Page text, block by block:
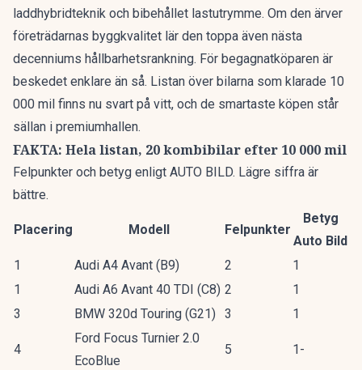
laddhybridteknik och bibehållet lastutrymme. Om den ärver
företrädarnas byggkvalitet lär den toppa även nästa
decenniums hållbarhetsrankning. För begagnatköparen är
beskedet enklare än så. Listan över bilarna som klarade 10
000 mil finns nu svart på vitt, och de smartaste köpen står
sällan i premiumhallen.
FAKTA: Hela listan, 20 kombibilar efter 10 000 mil
Felpunkter och betyg enligt AUTO BILD. Lägre siffra är
bättre.
Placering Modell Felpunkter
Betyg
Auto Bild
1
Audi A4 Avant (B9) 2
1
1
Audi A6 Avant 40 TDI (C8) 2
1
3
BMW 320d Touring (G21) 3 1
4
Ford Focus Turnier 2.0
EcoBlue
5 1-